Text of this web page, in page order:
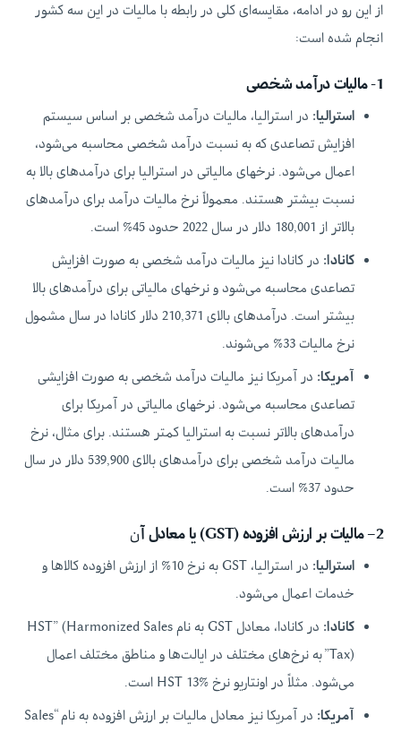
از این رو در ادامه، مقایسه‌ای کلی در رابطه با مالیات در این سه کشور
انجام شده است:
1- مالیات درآمد شخصی
استرالیا: در استرالیا، مالیات درآمد شخصی بر اساس سیستم
افزایش تصاعدی که به نسبت درآمد شخصی محاسبه می‌شود،
اعمال می‌شود. نرخهای مالیاتی در استرالیا برای درآمدهای بالا به
نسبت بیشتر هستند. معمولاً نرخ مالیات درآمد برای درآمدهای
بالاتر از 180,001 دلار در سال 2022 حدود 45% است.
کانادا: در کانادا نیز مالیات درآمد شخصی به صورت افزایش
تصاعدی محاسبه می‌شود و نرخهای مالیاتی برای درآمدهای بالا
بیشتر است. درآمدهای بالای 210,371 دلار کانادا در سال مشمول
نرخ مالیات 33% می‌شوند.
آمریکا: در آمریکا نیز مالیات درآمد شخصی به صورت افزایشی
تصاعدی محاسبه می‌شود. نرخهای مالیاتی در آمریکا برای
درآمدهای بالاتر نسبت به استرالیا کمتر هستند. برای مثال، نرخ
مالیات درآمد شخصی برای درآمدهای بالای 539,900 دلار در سال
حدود 37% است.
2
–مالیات بر ارزش افزوده (GST) یا معادل آ ن
استرالیا:
در استرالیا، GST به نرخ 10% از ارزش افزوده کالاها و
خدمات اعمال می‌شود.
کانادا:
در کانادا، معادل GST به نام HST” (Harmonized Sales
Tax)” به نرخ‌های مختلف در ایالت‌ها و مناطق مختلف اعمال
می‌شود. مثلاً در اونتاریو نرخ HST 13% است.
آمریکا:
در آمریکا نیز معادل مالیات بر ارزش افزوده به نام “Sales